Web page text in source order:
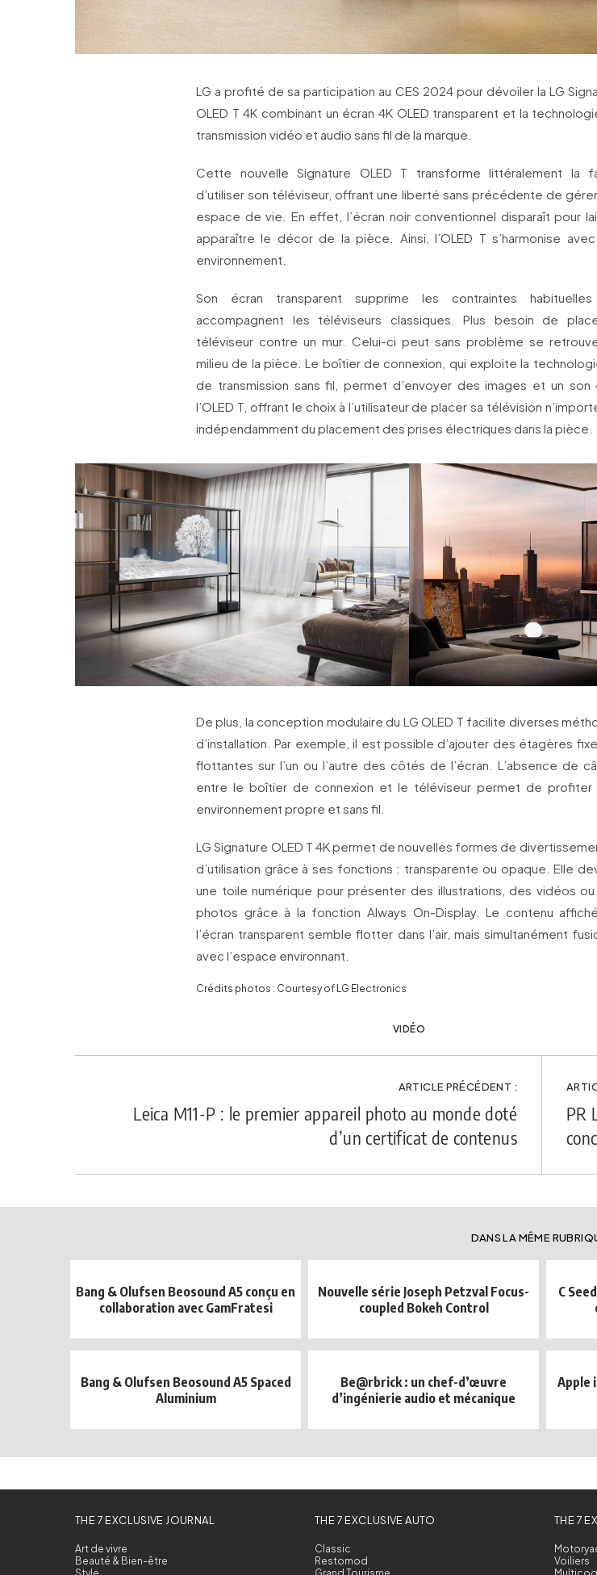
LG a profité de sa participation au CES 2024 pour dévoiler la LG
OLED T 4K combinant un écran 4K OLED transparent et la
transmission vidéo et audio sans fil de la marque.
Cette nouvelle Signature OLED T transforme littéralement la
d’utiliser son téléviseur, offrant une liberté sans précédente de
espace de vie. En effet, l’écran noir conventionnel disparaît pour
apparaître le décor de la pièce. Ainsi, l’OLED T s’harmonise
environnement.
Son écran transparent supprime les contraintes
accompagnent les téléviseurs classiques. Plus besoin de
téléviseur contre un mur. Celui-ci peut sans problème se
milieu de la pièce. Le boîtier de connexion, qui exploite la
de transmission sans fil, permet d’envoyer des images et un son
l’OLED T, offrant le choix à l’utilisateur de placer sa télévision
indépendamment du placement des prises électriques dans la pièce.
De plus, la conception modulaire du LG OLED T facilite diverses
d’installation. Par exemple, il est possible d’ajouter des étagères
flottantes sur l’un ou l’autre des côtés de l’écran. L’absence de
entre le boîtier de connexion et le téléviseur permet de profiter
environnement propre et sans fil.
LG Signature OLED T 4K permet de nouvelles formes de
d’utilisation grâce à ses fonctions : transparente ou opaque. Elle
une toile numérique pour présenter des illustrations, des vidéos
photos grâce à la fonction Always On-Display. Le contenu
l’écran transparent semble flotter dans l’air, mais simultanément
avec l’espace environnant.
Crédits photos : Courtesy of LG Electronics
VIDÉO
ARTICLE PRÉCÉDENT :
Leica M11-P : le premier appareil photo au monde doté
d’un certificat de contenus
PR
DANS LA MÊME
Bang & Olufsen Beosound A5 conçu en
collaboration avec GamFratesi
Nouvelle série Joseph Petzval Focus-
coupled Bokeh Control
C
Bang & Olufsen Beosound A5 Spaced
Aluminium
Be@rbrick : un chef-d’œuvre
d’ingénierie audio et mécanique
Apple
THE 7 EXCLUSIVE JOURNAL
Art de vivre
Beauté & Bien-être
THE 7 EXCLUSIVE AUTO
Classic
Restomod
THE 7
Voiliers